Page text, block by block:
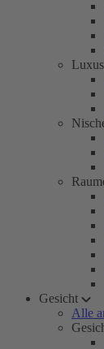
Gesicht
Alle